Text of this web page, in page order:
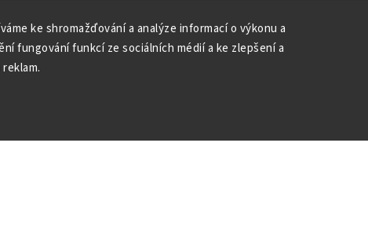
ke shromažďování a analýze informací o výkonu a
fungování funkcí ze sociálních médií a ke zlepšení a